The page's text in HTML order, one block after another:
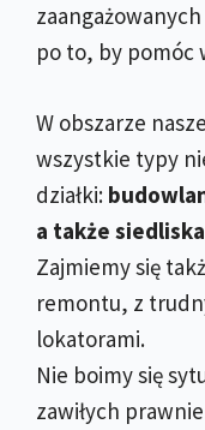
po to, by pomóc
W obszarze
wszystkie typy
działki:
a także
Zajmiemy się
remontu, z
lokatorami.
Nie boimy się
zawiłych